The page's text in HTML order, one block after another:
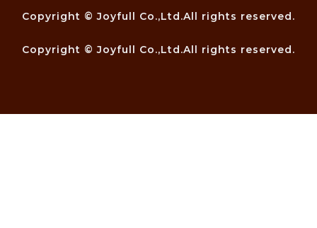
Copyright © Joyfull Co.,Ltd.All rights reserved.
Copyright © Joyfull Co.,Ltd.All rights reserved.